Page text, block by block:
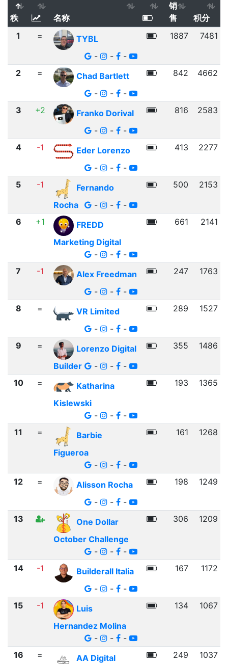
秩 名称
销
售
积分
1
=
TYBL
-
- -
1887 7481
2 =
Chad Bartlett
-
- -
842 4662
3 +2
Franko Dorival
-
- -
816 2583
4 -1
Eder Lorenzo
-
- -
413 2277
5 -1
Fernando
Rocha
- - -
500 2153
6 +1
FREDD
Marketing Digital
-
- -
661 2141
7 -1
Alex Freedman
-
- -
247 1763
8 =
VR Limited
-
- -
289 1527
9 =
Lorenzo Digital
Builder
- - -
355 1486
10 =
Katharina
Kislewski
-
- -
193 1365
11 =
Barbie
Figueroa
-
- -
161 1268
12 =
Alisson Rocha
-
- -
198 1249
13
One Dollar
October Challenge
-
- -
306 1209
14 -1
Builderall Italia
-
- -
167 1172
15 -1
Luis
Hernandez Molina
-
- -
134 1067
16 =
AA Digital
249 1037